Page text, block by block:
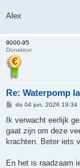
Alex
9000-95
Donateur
Re: Waterpomp
B
c
h
do 04 jun, 2026 19:34
Ik verwacht eerlijk
gaat zijn om deze
krachten. Beter iets
En het is raadzaam